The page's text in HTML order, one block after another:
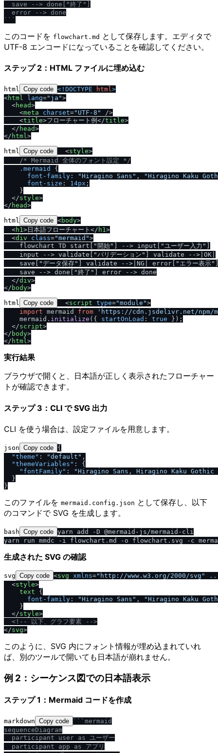
  save --> done["終了"]
  error --> done
```
このコードを flowchart.md として保存します。エディタで
UTF-8 エンコードになっていることを確認してください。
ステップ 2：HTML ファイルに埋め込む
html Copy code <!DOCTYPE html>
<html lang="ja">
<head>
<meta charset="UTF-8" />
<title>フローチャート例 </title>
</ head>
</ html>
html Copy code <style>
/* Mermaid 全体のフォント設定 */
.mermaid
{
font-family : "Hiragino Sans" ,
"Hiragino Kaku
font-size : 14px ;
    }
</style>
</ head>
html Copy code <body>
<h1> 日本語フローチャート </ h1>
<div class="mermaid">
    flowchart TD start["開始"] --> input["ユーザー入力"]
    input --> validate["バリデーション"] validate -->|OK|
save["データ保存"] validate -->|NG| error["エラー表示
    save --> done["終了"] error --> done
</div>
</ body>
html Copy code <script type="module">
import mermaid from
'https://cdn.jsdelivr.net/npm/
    mermaid.
initialize ({ startOnLoad : true });
</script>
</ body>
</ html>
実行結果
ブラウザで開くと、日本語が正しく表示されたフローチャー
トが確認できます。
ステップ 3：CLI で SVG 出力
CLI を使う場合は、設定ファイルを用意します。
json Copy code {
"theme" : "default" ,
"themeVariables" :
{
"fontFamily" :
"Hiragino Sans, Hiragino Kaku
}
}
このファイルを mermaid.config.json として保存し、以下
のコマンドで SVG を生成します。
bash Copy code yarn add -D @mermaid-js/mermaid-cli
生成された SVG の確認
svg Copy code <svg xmlns="http://www.w3.org/2000/svg"
<style>
text {
font-family : "Hiragino Sans" ,
"Hiragino Kaku
    }
</style>
<!-- 以下、グラフ要素 -->
</svg>
このように、SVG 内にフォント情報が埋め込まれていれ
ば、別のツールで開いても日本語が崩れません。
例 2：シーケンス図での日本語表示
ステップ 1：Mermaid コードを作成
markdown Copy code
```mermaid
sequenceDiagram
  participant user as ユーザー
  participant app as アプリ